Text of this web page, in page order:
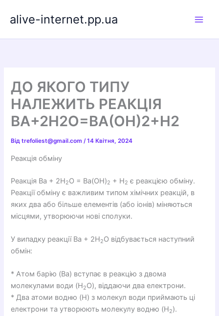
alive-internet.pp.ua
ДО ЯКОГО ТИПУ
НАЛЕЖИТЬ РЕАКЦІЯ
BA+2H2O=BA(OH)2+H2
Відtrefoliest@gmail.com/14 Квітня, 2024
Реакція обміну
Реакція Ba + 2H2O = Ba(OH)2 + H2 є реакцією обміну.
Реакції обміну є важливим типом хімічних реакцій, в
яких два або більше елементів (або іонів) міняються
місцями, утворюючи нові сполуки.
У випадку реакції Ba + 2H2O відбувається наступний
обмін:
* Атом барію (Ba) вступає в реакцію з двома
молекулами води (H2O), віддаючи два електрони.
* Два атоми водню (H) з молекул води приймають ці
електрони та утворюють молекулу водню (H2).